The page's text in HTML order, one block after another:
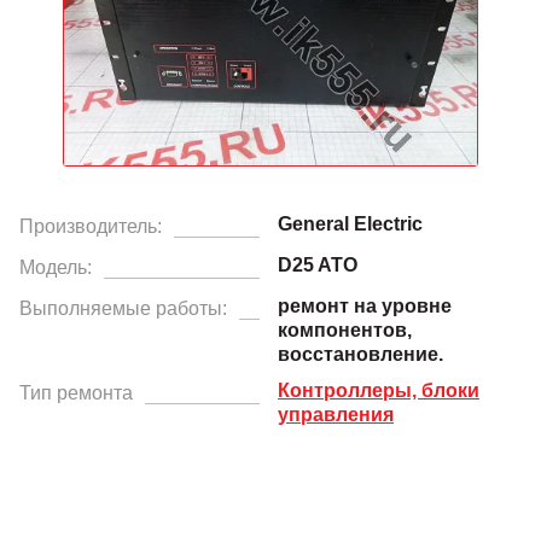
Производитель: General Electric
Модель: D25 ATO
Выполняемые работы:
ремонт на уровне
компонентов,
восстановление.
Тип ремонта
Контроллеры, блоки
управления